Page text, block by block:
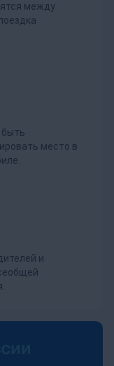
между
место в
и